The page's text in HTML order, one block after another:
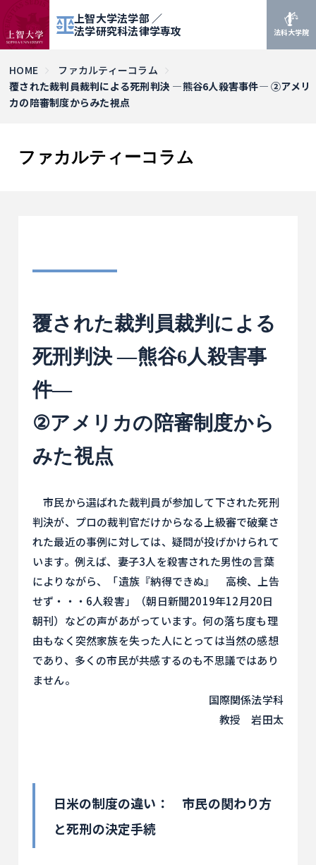
上智大学法学部 ／
法学研究科法律学専攻
法科大学院
HOME
ファカルティーコラム
覆された裁判員裁判による死刑判決 ―熊谷6人殺害事件― ②アメリ
カの陪審制度からみた視点
ファカルティーコラム
覆された裁判員裁判による
死刑判決 ―熊谷6人殺害事
件―
②アメリカの陪審制度から
みた視点
市民から選ばれた裁判員が参加して下された死刑
判決が、プロの裁判官だけからなる上級審で破棄さ
れた最近の事例に対しては、疑問が投げかけられて
います。例えば、妻子3人を殺害された男性の言葉
によりながら、「遺族『納得できぬ』 高検、上告
せず・・・6人殺害」（朝日新聞2019年12月20日
朝刊）などの声があがっています。何の落ち度も理
由もなく突然家族を失った人にとっては当然の感想
であり、多くの市民が共感するのも不思議ではあり
ません。
国際関係法学科
教授 岩田太
日米の制度の違い： 市民の関わり方
と死刑の決定手続